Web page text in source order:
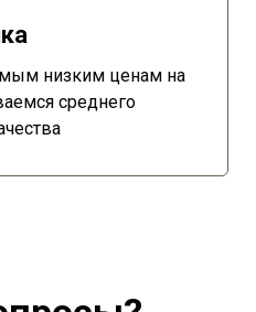
низким ценам на
среднего